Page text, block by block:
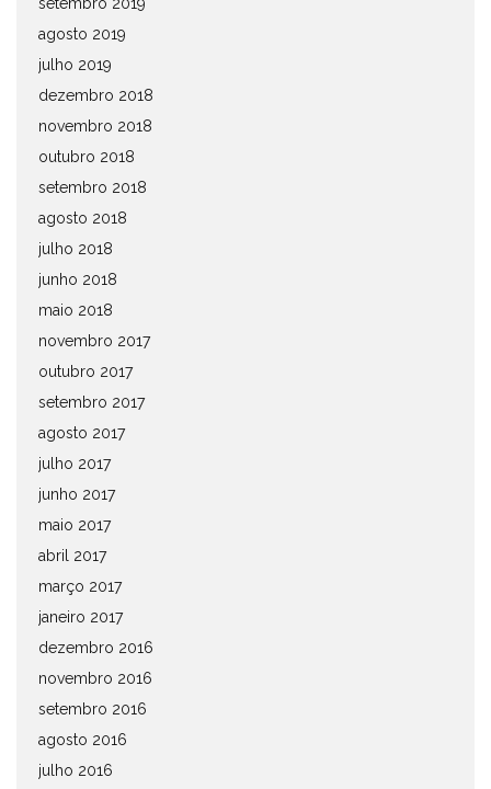
setembro 2019
agosto 2019
julho 2019
dezembro 2018
novembro 2018
outubro 2018
setembro 2018
agosto 2018
julho 2018
junho 2018
maio 2018
novembro 2017
outubro 2017
setembro 2017
agosto 2017
julho 2017
junho 2017
maio 2017
abril 2017
março 2017
janeiro 2017
dezembro 2016
novembro 2016
setembro 2016
agosto 2016
julho 2016